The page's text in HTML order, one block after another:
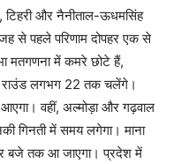
टिहरी और नैनीताल-ऊधमसिंह
से पहले परिणाम दोपहर एक से
मतगणना में कमरे छोटे हैं,
लगभग 22 तक चलेंगे।
आएगा। वहीं, अल्मोड़ा और गढ़वाल
गिनती में समय लगेगा। माना
बजे तक आ जाएगा। प्रदेश में